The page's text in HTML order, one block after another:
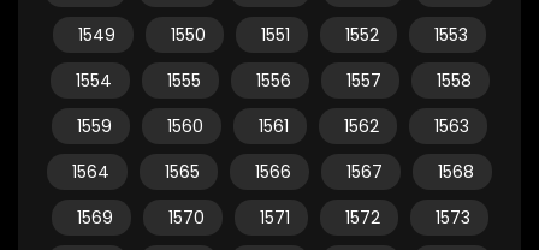
1549
1550 1551 1552
1553
1554
1555 1556 1557
1558
1559
1560 1561 1562
1563
1564
1565 1566 1567
1568
1569
1570 1571 1572
1573